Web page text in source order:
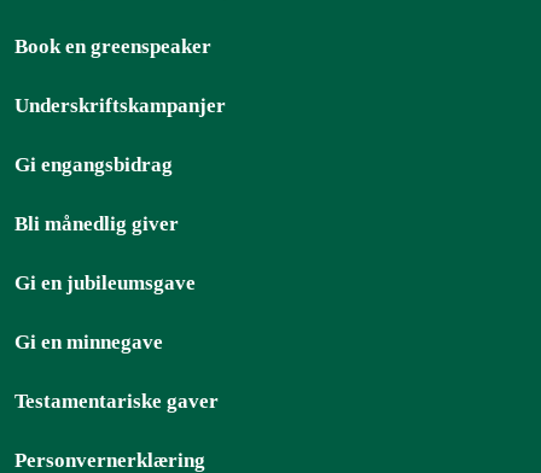
Book en greenspeaker
Underskriftskampanjer
Gi engangsbidrag
Bli månedlig giver
Gi en jubileumsgave
Gi en minnegave
Testamentariske gaver
Personvernerklæring